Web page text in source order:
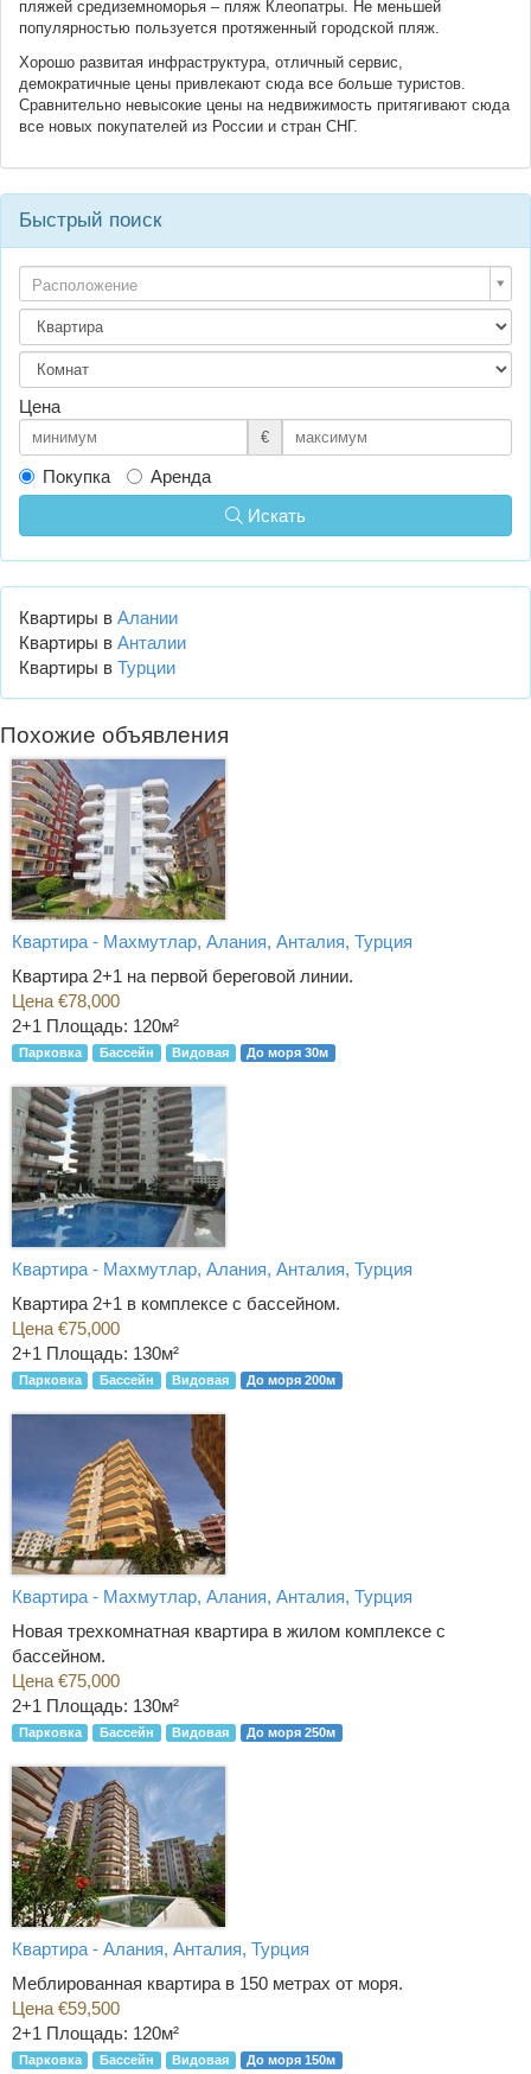
пляжей средиземноморья – пляж Клеопатры. Не меньшей
популярностью пользуется протяженный городской пляж.
Хорошо развитая инфраструктура, отличный сервис,
демократичные цены привлекают сюда все больше туристов.
Сравнительно невысокие цены на недвижимость притягивают сюда
все новых покупателей из России и стран СНГ.
Быстрый поиск
Расположение
Цена
€
Покупка
Аренда
Искать
Квартиры в Алании
Квартиры в Анталии
Квартиры в Турции
Похожие объявления
Квартира - Махмутлар, Алания, Анталия, Турция
Квартира 2+1 на первой береговой линии.
Цена €78,000
2+1 Площадь: 120м²
Парковка Бассейн Видовая До моря 30м
Квартира - Махмутлар, Алания, Анталия, Турция
Квартира 2+1 в комплексе с бассейном.
Цена €75,000
2+1 Площадь: 130м²
Парковка Бассейн Видовая До моря 200м
Квартира - Махмутлар, Алания, Анталия, Турция
Новая трехкомнатная квартира в жилом комплексе с
бассейном.
Цена €75,000
2+1 Площадь: 130м²
Парковка Бассейн Видовая До моря 250м
Квартира - Алания, Анталия, Турция
Меблированная квартира в 150 метрах от моря.
Цена €59,500
2+1 Площадь: 120м²
Парковка Бассейн Видовая До моря 150м